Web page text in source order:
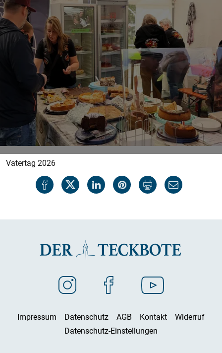
Vatertag 2026
Impressum Datenschutz AGB Kontakt
Widerruf
Datenschutz-Einstellungen